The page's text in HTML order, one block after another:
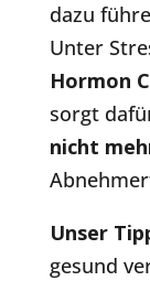
dazu
Unter
Hormon
sorgt
nicht
Unser
gesund